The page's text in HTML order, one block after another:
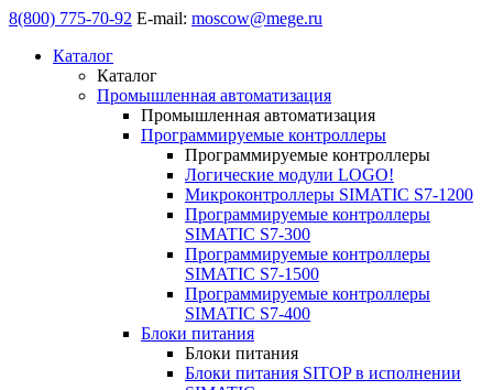
8(800) 775-70-92 E-mail: moscow@mege.ru
Каталог
Каталог
Промышленная автоматизация
Промышленная автоматизация
Программируемые контроллеры
Программируемые контроллеры
Логические модули LOGO!
Микроконтроллеры SIMATIC S7-1200
Программируемые контроллеры
SIMATIC S7-300
Программируемые контроллеры
SIMATIC S7-1500
Программируемые контроллеры
SIMATIC S7-400
Блоки питания
Блоки питания
Блоки питания SITOP в исполнении